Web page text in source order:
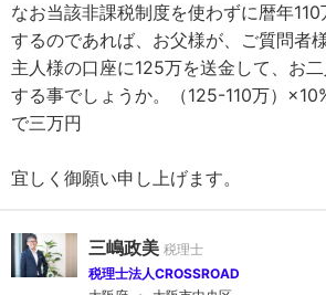
なお当該非課税制度を使わずに暦年
するのであれば、お父様が、ご質問者
主人様の口座に125万を送金して、お
する事でしょうか。（125-110万）
で三万円
宜しく御願い申し上げます。
三嶋政美
税理士法人CROSSROAD